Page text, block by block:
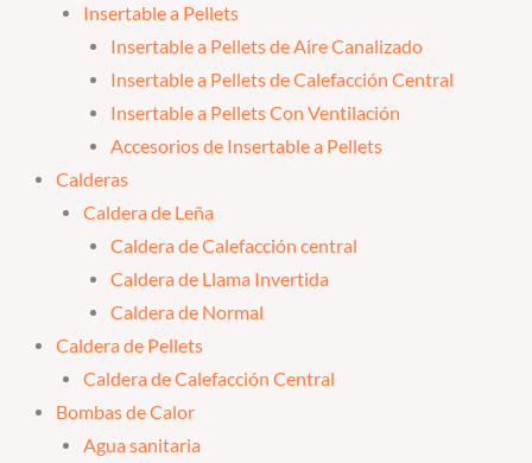
Insertable a Pellets
Insertable a Pellets de Aire Canalizado
Insertable a Pellets de Calefacción Central
Insertable a Pellets Con Ventilación
Accesorios de Insertable a Pellets
Calderas
Caldera de Leña
Caldera de Calefacción central
Caldera de Llama Invertida
Caldera de Normal
Caldera de Pellets
Caldera de Calefacción Central
Bombas de Calor
Agua sanitaria